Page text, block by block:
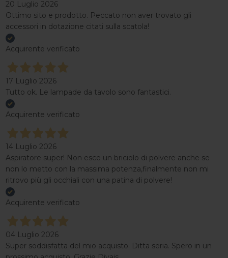
20 Luglio 2026
Ottimo sito e prodotto. Peccato non aver trovato gli
accessori in dotazione citati sulla scatola!
Acquirente verificato
17 Luglio 2026
Tutto ok. Le lampade da tavolo sono fantastici.
Acquirente verificato
14 Luglio 2026
Aspiratore super! Non esce un briciolo di polvere anche se
non lo metto con la massima potenza,finalmente non mi
ritrovo più gli occhiali con una patina di polvere!
Acquirente verificato
04 Luglio 2026
Super soddisfatta del mio acquisto. Ditta seria. Spero in un